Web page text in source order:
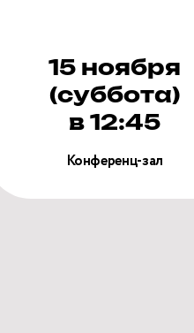
15 ноября
(суббота)
в 12:45
Конференц-зал